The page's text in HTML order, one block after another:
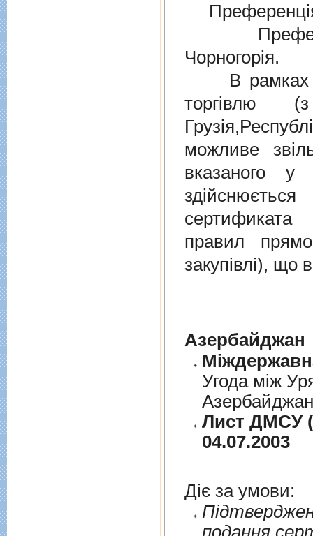
Чорногорія.
В рамках
торгiвлю
можливе
вказаного у
правил
закупівлі), що
Азербайджан
Угода між
Лист ДМСУ
04.07.2003
Діє за умови: